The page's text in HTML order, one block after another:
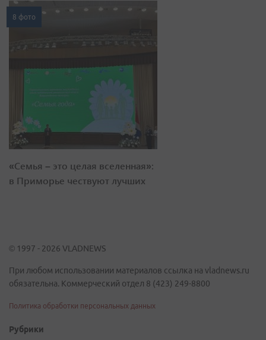
8 фото
«Семья – это целая вселенная»:
в Приморье чествуют лучших
© 1997 - 2026 VLADNEWS
При любом использовании материалов ссылка на vladnews.ru
обязательна. Коммерческий отдел 8 (423) 249-8800
Политика обработки персональных данных
Рубрики